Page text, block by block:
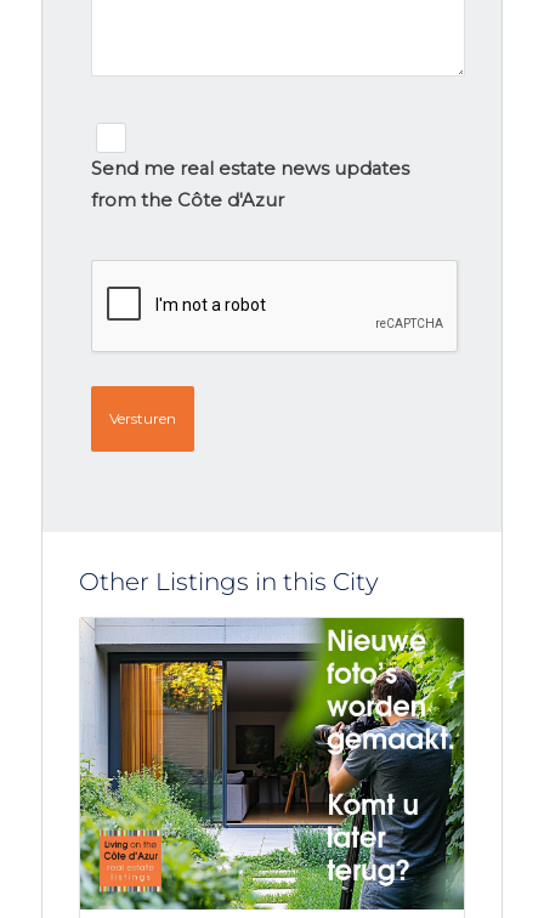
Newsletter
signup
Send me real estate news updates
from the Côte d'Azur
Other Listings in this City